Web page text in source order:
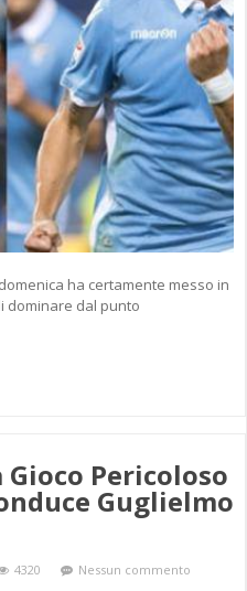
ha certamente messo in
dominare dal punto
Pericoloso
Guglielmo
4320 Nessun commento